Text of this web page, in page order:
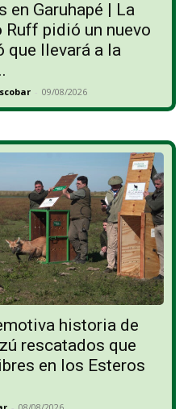
en Garuhapé | La
pidió un nuevo
que llevará a la
- 09/08/2026
historia de
rescatados que
en los Esteros